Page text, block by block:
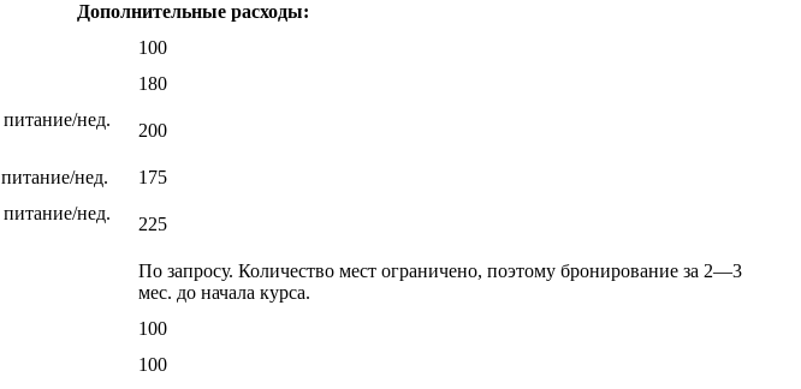
Дополнительные расходы:
100
180
нед.
200
нед.
175
нед.
225
По запросу. Количество мест ограничено, поэтому бронирование за 2—3
мес. до начала курса.
100
100